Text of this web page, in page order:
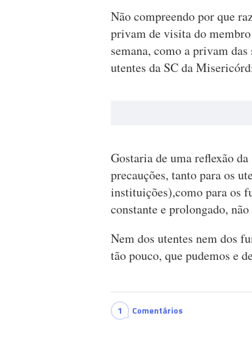
Não compreendo por que
privam de visita do
semana, como a privam
utentes da SC da
Gostaria de uma reflexão
precauções, tanto para os
instituições),como para os
constante e prolongado,
Nem dos utentes nem dos
tão pouco, que pudemos e
1 Comentários